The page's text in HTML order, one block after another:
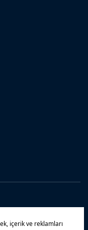
Yasal Uyarı Güvenlik